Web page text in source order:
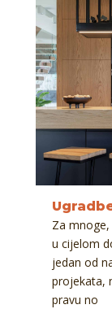
Za
u cijelom
jedan od
projekata,
pravu no